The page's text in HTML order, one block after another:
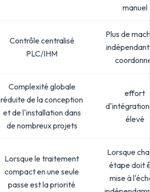
manuel
Contrôle centralisé
PLC/IHM
Plus de
Complexité globale
réduite de la conception
et de l'installation dans
de nombreux projets
effort
d'intégration
élevé
Lorsque le traitement
compact en une seule
passe est la priorité
Lorsque
étape doit
mise à